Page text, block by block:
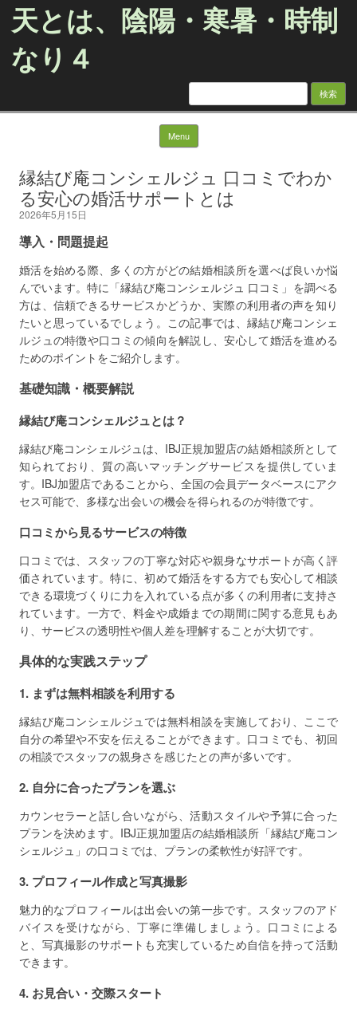
天とは、陰陽・寒暑・時制
なり４
検
Menu Skip to content
縁結び庵コンシェルジュ 口コミでわか
る安心の婚活サポートとは
2026年5月15日
導入・問題提起
婚活を始める際、多くの方がどの結婚相談所を選べば良いか悩
んでいます。特に「縁結び庵コンシェルジュ 口コミ」を調べる
方は、信頼できるサービスかどうか、実際の利用者の声を知り
たいと思っているでしょう。この記事では、縁結び庵コンシェ
ルジュの特徴や口コミの傾向を解説し、安心して婚活を進める
ためのポイントをご紹介します。
基礎知識・概要解説
縁結び庵コンシェルジュとは？
縁結び庵コンシェルジュは、IBJ正規加盟店の結婚相談所として
知られており、質の高いマッチングサービスを提供していま
す。IBJ加盟店であることから、全国の会員データベースにアク
セス可能で、多様な出会いの機会を得られるのが特徴です。
口コミから見るサービスの特徴
口コミでは、スタッフの丁寧な対応や親身なサポートが高く評
価されています。特に、初めて婚活をする方でも安心して相談
できる環境づくりに力を入れている点が多くの利用者に支持さ
れています。一方で、料金や成婚までの期間に関する意見もあ
り、サービスの透明性や個人差を理解することが大切です。
具体的な実践ステップ
1. まずは無料相談を利用する
縁結び庵コンシェルジュでは無料相談を実施しており、ここで
自分の希望や不安を伝えることができます。口コミでも、初回
の相談でスタッフの親身さを感じたとの声が多いです。
2. 自分に合ったプランを選ぶ
カウンセラーと話し合いながら、活動スタイルや予算に合った
プランを決めます。IBJ正規加盟店の結婚相談所「縁結び庵コン
シェルジュ」の口コミでは、プランの柔軟性が好評です。
3. プロフィール作成と写真撮影
魅力的なプロフィールは出会いの第一歩です。スタッフのアド
バイスを受けながら、丁寧に準備しましょう。口コミによる
と、写真撮影のサポートも充実しているため自信を持って活動
できます。
4. お見合い・交際スタート